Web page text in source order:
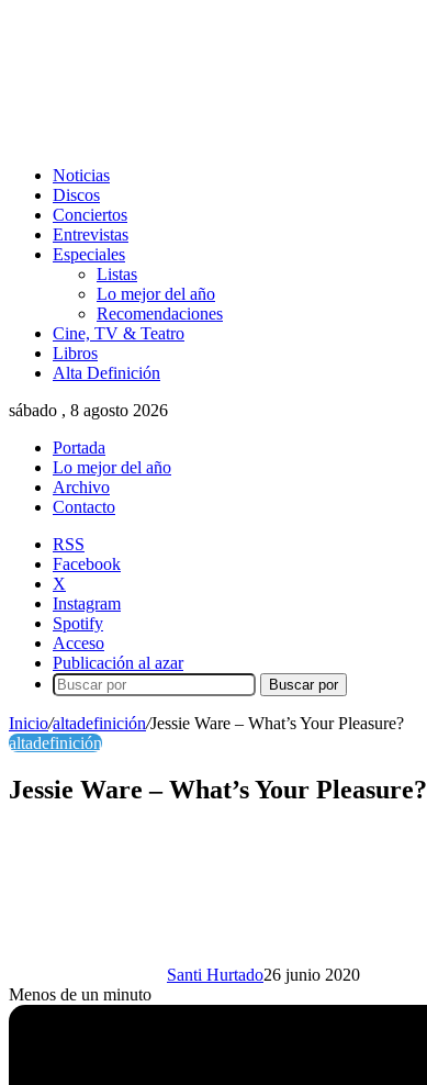
Noticias
Discos
Conciertos
Entrevistas
Especiales
Listas
Lo mejor del año
Recomendaciones
Cine, TV & Teatro
Libros
Alta Definición
sábado , 8 agosto 2026
Portada
Lo mejor del año
Archivo
Contacto
RSS
Facebook
X
Instagram
Spotify
Acceso
Publicación al azar
Buscar por
Inicio/altadefinición/Jessie Ware – What’s Your Pleasure?
altadefinición
Jessie Ware – What’s Your Pleasure?
Santi Hurtado26 junio 2020
Menos de un minuto